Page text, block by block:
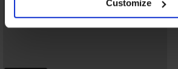
Customize